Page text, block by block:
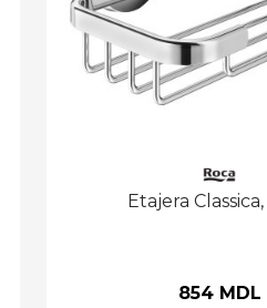
Etajera Classica,
854 MDL